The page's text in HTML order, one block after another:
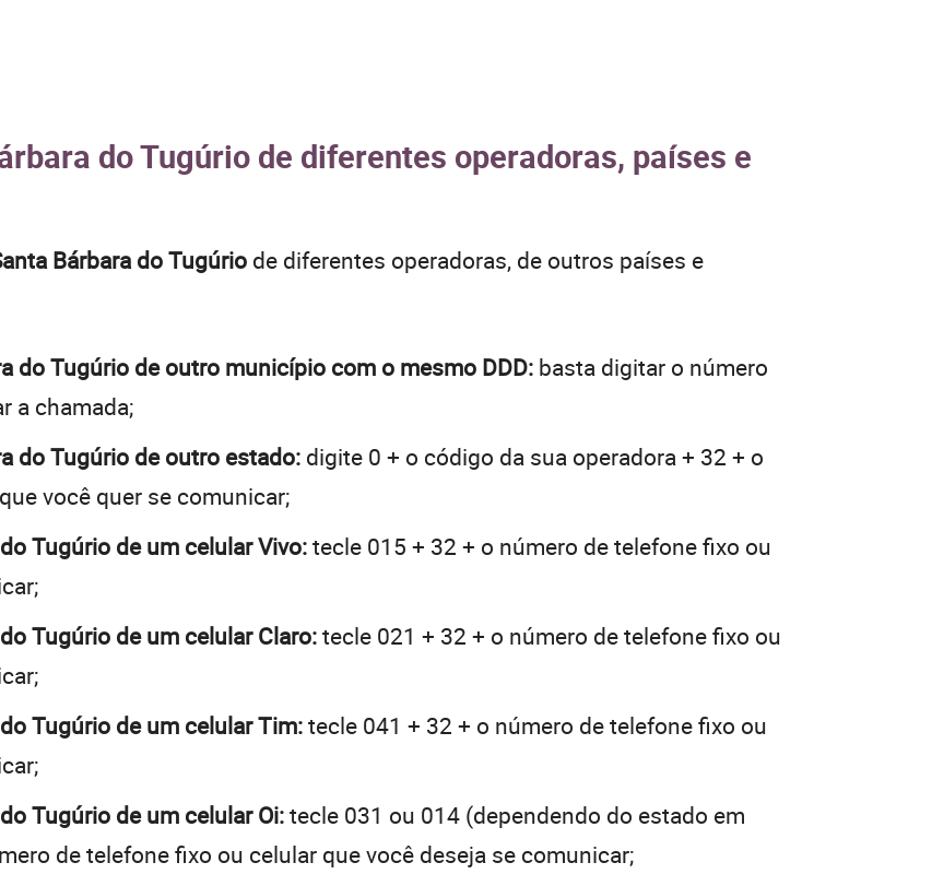
do Tugúrio de diferentes operadoras, países e
Bárbara do Tugúrio de diferentes operadoras, de outros países e
do Tugúrio de outro município com o mesmo DDD: basta digitar o número
a chamada;
do Tugúrio de outro estado: digite 0 + o código da sua operadora + 32 + o
você quer se comunicar;
Tugúrio de um celular Vivo:tecle 015 + 32 + o número de telefone fixo ou
Tugúrio de um celular Claro:tecle 021 + 32 + o número de telefone fixo ou
Tugúrio de um celular Tim:tecle 041 + 32 + o número de telefone fixo ou
Tugúrio de um celular Oi:tecle 031 ou 014 (dependendo do estado em
de telefone fixo ou celular que você deseja se comunicar;